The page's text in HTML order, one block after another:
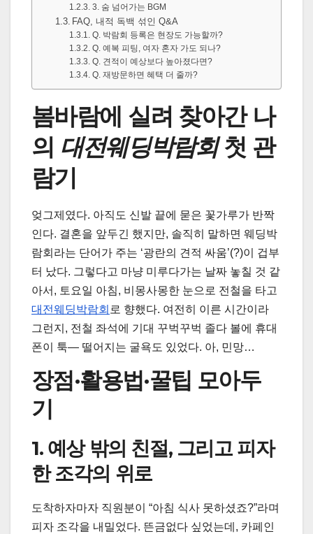
3. 숨 넘어가는 BGM
FAQ, 내적 독백 섞인 Q&A
Q. 박람회 등록은 현장도 가능할까?
Q. 예복 피팅, 여자 혼자 가도 되나?
Q. 견적이 예상보다 높아졌다면?
Q. 재방문하면 혜택 더 줄까?
봄바람에 실려 찾아간 나
의 대전웨딩박람회첫 관
람기
엊그제였다. 아직도 신발 끝에 묻은 꽃가루가 반짝
인다. 결혼을 앞두긴 했지만, 솔직히 말하면 웨딩박
람회라는 단어가 주는 ‘광란의 견적 싸움’(?)이 겁부
터 났다. 그렇다고 마냥 미루다가는 날짜 놓칠 것 같
아서, 토요일 아침, 비몽사몽한 눈으로 전철을 타고
대전웨딩박람회 로 향했다. 여전히 이른 시간이라
그런지, 전철 좌석에 기대 꾸벅꾸벅 졸다 볼에 휴대
폰이 툭— 떨어지는 굴욕도 있었다. 아, 민망…
장점·활용법·꿀팁 모아두
기
1. 예상 밖의 친절, 그리고 피자
한 조각의 위로
도착하자마자 직원분이 “아침 식사 못하셨죠?”라며
피자 조각을 내밀었다. 뜬금없다 싶었는데, 카페인